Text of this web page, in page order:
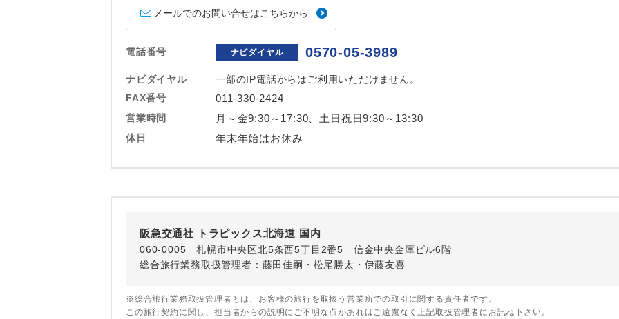
メールでのお問い合せはこちらから
電話番号 ナビダイヤル 0570-05-3989
ナビダイヤル
一部のIP電話からはご利用いただけません。
FAX番号
011-330-2424
営業時間 月～金9:30～17:30、土日祝日9:30～13:30
休日 年末年始はお休み
阪急交通社 トラピックス北海道 国内
060-0005 札幌市中央区北5条西5丁目2番5 信金中央金庫ビル6階
総合旅行業務取扱管理者：藤田佳嗣・松尾勝太・伊藤友喜
※総合旅行業務取扱管理者とは、お客様の旅行を取扱う営業所での取引に関する責任者です。
この旅行契約に関し、担当者からの説明にご不明な点があればご遠慮なく上記取扱管理者にお訊ね下さい。
ホテル指定
おひとり様バス2席利用 おひとり様でバス席を2席利⽤できます。